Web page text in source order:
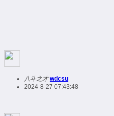
八斗之才 wdcsu
2024-8-27 07:43:48